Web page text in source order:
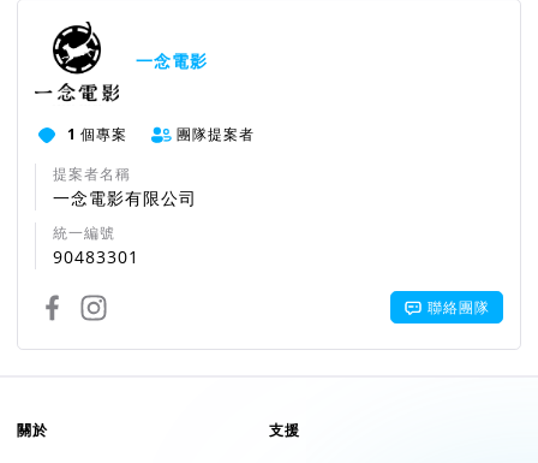
一念電影
1 個專案
團隊提案者
提案者名稱
一念電影有限公司
統一編號
90483301
聯絡團隊
關於 支援